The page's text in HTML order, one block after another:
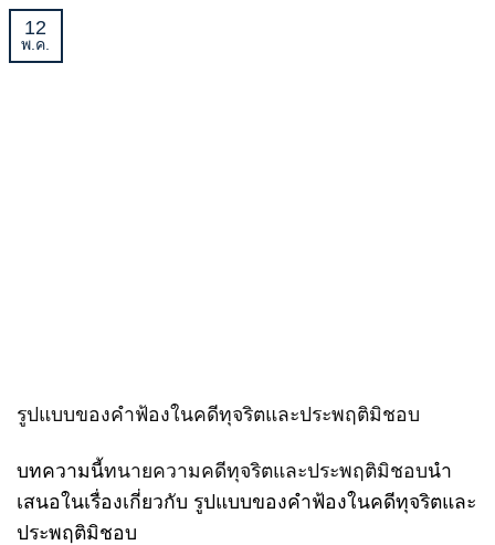
12
พ.ค.
รูปแบบของคำฟ้องในคดีทุจริตและประพฤติมิชอบ
บทความนี้ทนายความคดีทุจริตและประพฤติมิชอบนำ
เสนอในเรื่องเกี่ยวกับ รูปแบบของคำฟ้องในคดีทุจริตและ
ประพฤติมิชอบ